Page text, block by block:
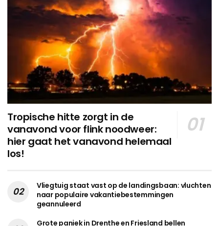
Tropische hitte zorgt in de
vanavond voor flink noodweer:
hier gaat het vanavond helemaal
los!
Vliegtuig staat vast op de landingsbaan: vluchten
naar populaire vakantiebestemmingen
geannuleerd
Grote paniek in Drenthe en Friesland bellen